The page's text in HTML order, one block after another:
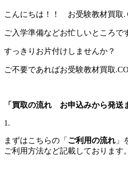
こんにちは！！ お受験教材買取.
ご入学準備などお忙しいところで
すっきりお片付けしませんか？
ご不要であればお受験教材買取
「買取の流れ お申込みから発送
1.
まずはこちらの「 ご利用の流れ 」
ご利用方法など記載しております